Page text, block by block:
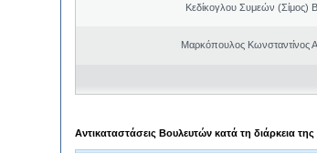
Κεδίκογλου Συμεών (Σίμος)
Μαρκόπουλος Κωνσταντίνος
Αντικαταστάσεις Βουλευτών κατά τη διάρκεια